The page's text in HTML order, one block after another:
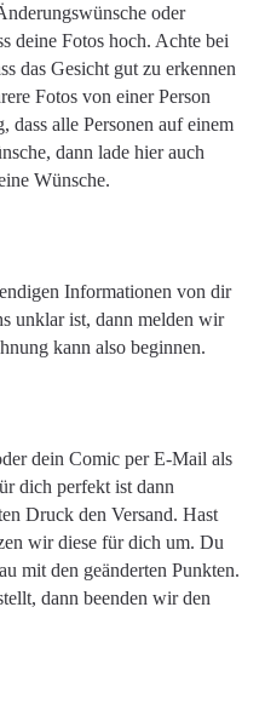
oder
deine Fotos hoch. Achte bei
das Gesicht gut zu erkennen
Fotos von einer Person
dass alle Personen auf einem
dann lade hier auch
Wünsche.
Informationen von dir
unklar ist, dann melden wir
kann also beginnen.
dein Comic per E-Mail als
dich perfekt ist dann
Druck den Versand. Hast
wir diese für dich um. Du
mit den geänderten Punkten.
dann beenden wir den